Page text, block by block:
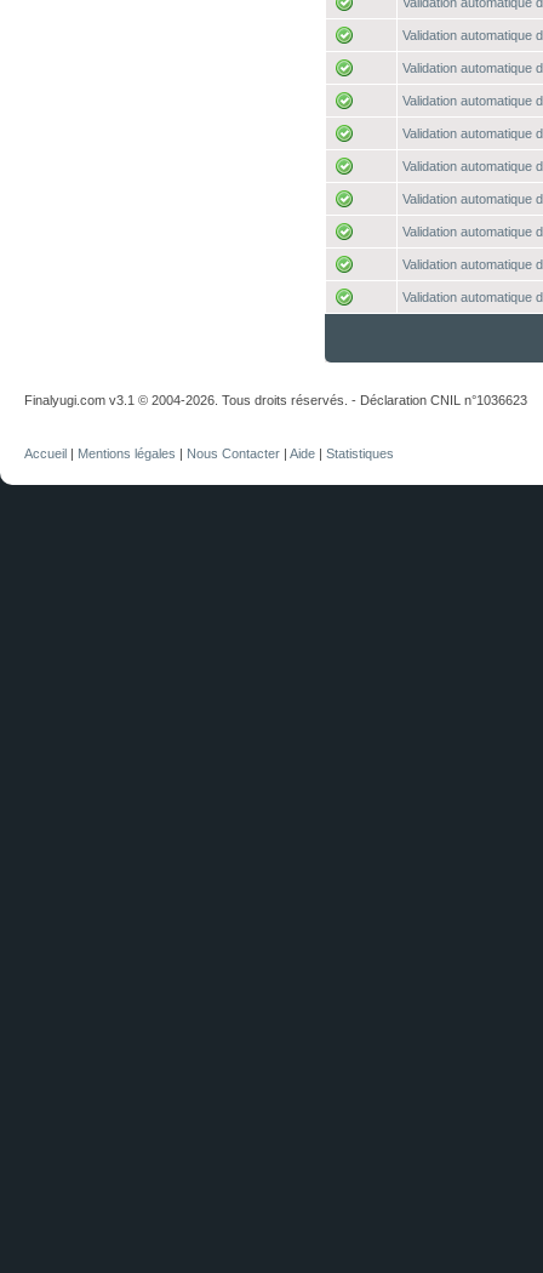
Validation automatique
Validation automatique
Validation automatique
Validation automatique
Validation automatique
Validation automatique
Validation automatique
Validation automatique
Validation automatique
Finalyugi.com v3.1 © 2004-2026. Tous droits réservés. - Déclaration CNIL n°1036623
Accueil | Mentions légales | Nous Contacter | Aide | Statistiques